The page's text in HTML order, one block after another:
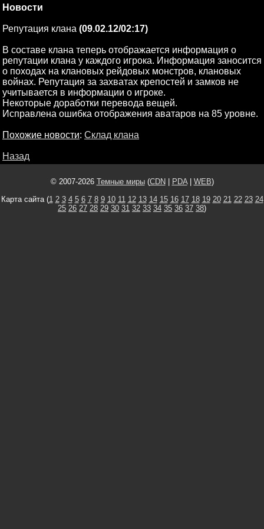
Новости
Репутация клана (09.02.12/02:17)
В составе клана теперь отображается информация о
репутации клана у каждого игрока. Информация заносится
о походах на клановых рейдовых монстров, клановых
войнах. Репутация за захватах крепостей и замков не
учитывается в информации о игроке.
Некоторые доработки перевода вещей.
Исправлена ошибка отображения аватаров на 85 уровне.
Похожие новости: Склад клана
Назад
© 2007-2026 Темные миры(CDN PDA| WEB)
Карта сайта (1 2 3 4 5 6 7 8 9 10 11 12 13 14 15 16 17 18 19 20 21 22 23 24
25 26 27 28 29 30 31 32 33 34 35 36 37 38)